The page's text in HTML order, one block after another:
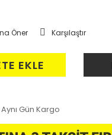
Öner Karşılaştır
EKLE
Aynı Gün Kargo